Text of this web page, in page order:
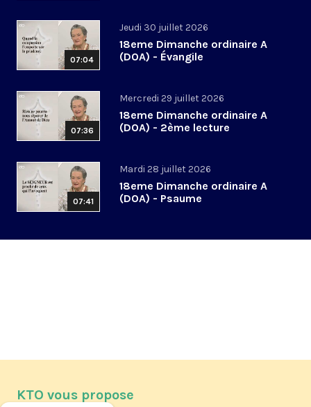
07:04
Jeudi 30 juillet 2026
18eme Dimanche ordinaire A
(DOA) - Évangile
07:36
Mercredi 29 juillet 2026
18eme Dimanche ordinaire A
(DOA) - 2ème lecture
07:41
Mardi 28 juillet 2026
18eme Dimanche ordinaire A
(DOA) - Psaume
KTO vous propose